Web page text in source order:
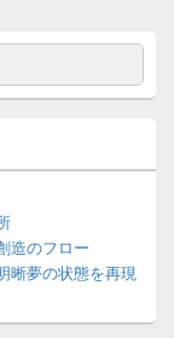
造のフロー
夢の状態を再現